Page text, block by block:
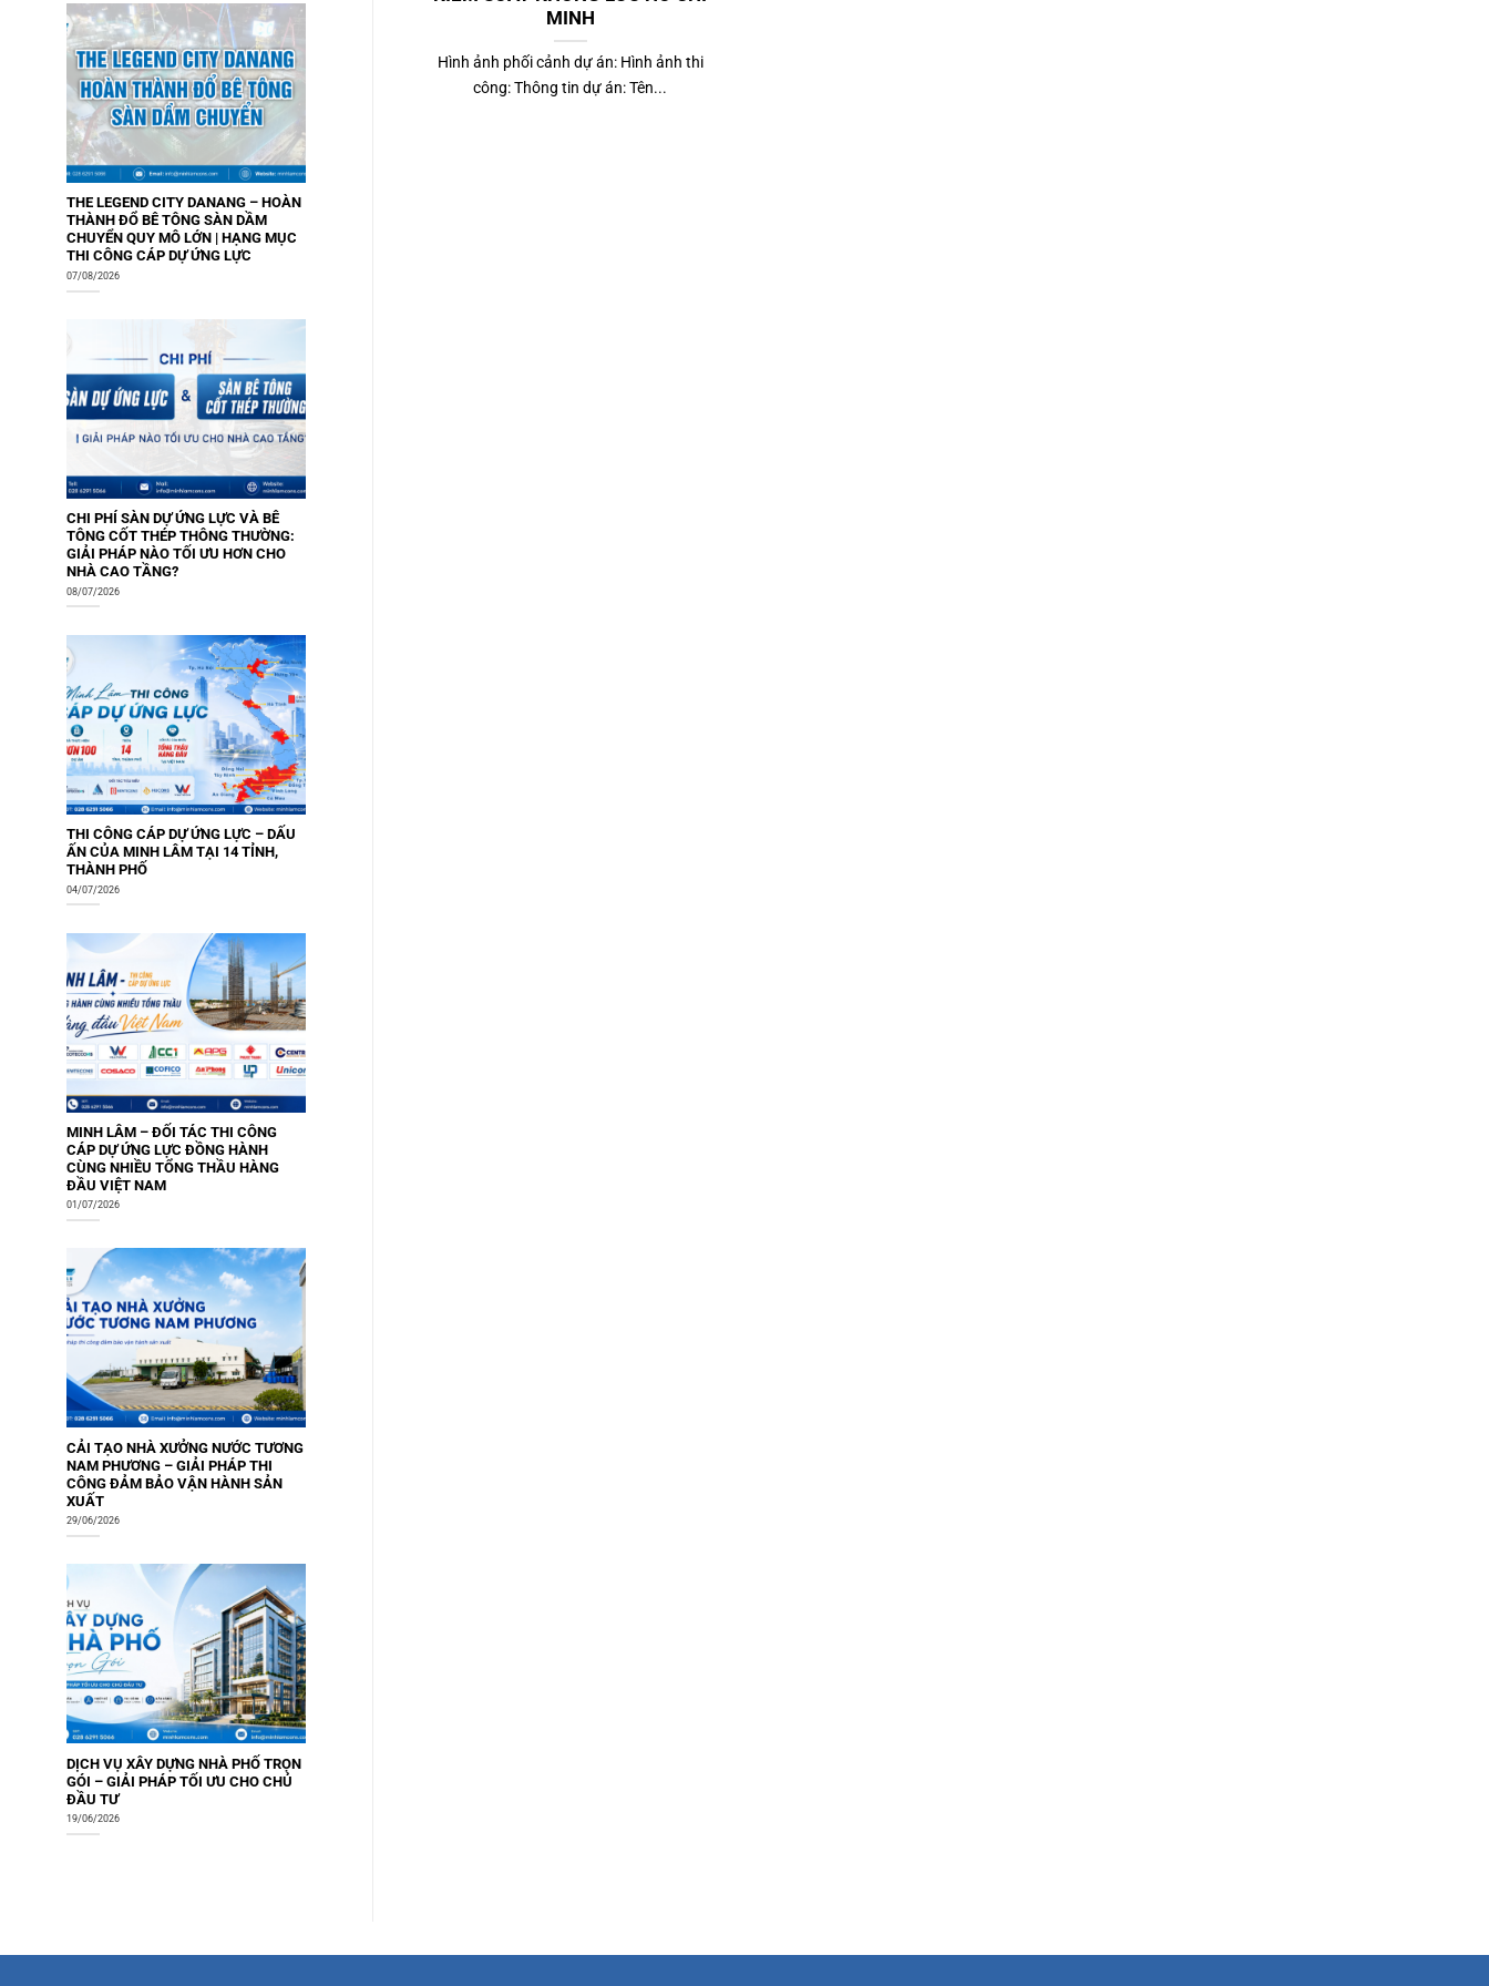
THE LEGEND CITY DANANG – HOÀN
THÀNH ĐỔ BÊ TÔNG SÀN DẦM
CHUYỂN QUY MÔ LỚN | HẠNG MỤC
THI CÔNG CÁP DỰ ỨNG LỰC
07/08/2026
CHI PHÍ SÀN DỰ ỨNG LỰC VÀ BÊ
TÔNG CỐT THÉP THÔNG THƯỜNG:
GIẢI PHÁP NÀO TỐI ƯU HƠN CHO
NHÀ CAO TẦNG?
08/07/2026
THI CÔNG CÁP DỰ ỨNG LỰC – DẤU
ẤN CỦA MINH LÂM TẠI 14 TỈNH,
THÀNH PHỐ
04/07/2026
MINH LÂM – ĐỐI TÁC THI CÔNG
CÁP DỰ ỨNG LỰC ĐỒNG HÀNH
CÙNG NHIỀU TỔNG THẦU HÀNG
ĐẦU VIỆT NAM
01/07/2026
CẢI TẠO NHÀ XƯỞNG NƯỚC TƯƠNG
NAM PHƯƠNG – GIẢI PHÁP THI
CÔNG ĐẢM BẢO VẬN HÀNH SẢN
XUẤT
29/06/2026
DỊCH VỤ XÂY DỰNG NHÀ PHỐ TRỌN
GÓI – GIẢI PHÁP TỐI ƯU CHO CHỦ
ĐẦU TƯ
19/06/2026
MINH
Hình ảnh phối cảnh dự án: Hình ảnh thi
công: Thông tin dự án: Tên...